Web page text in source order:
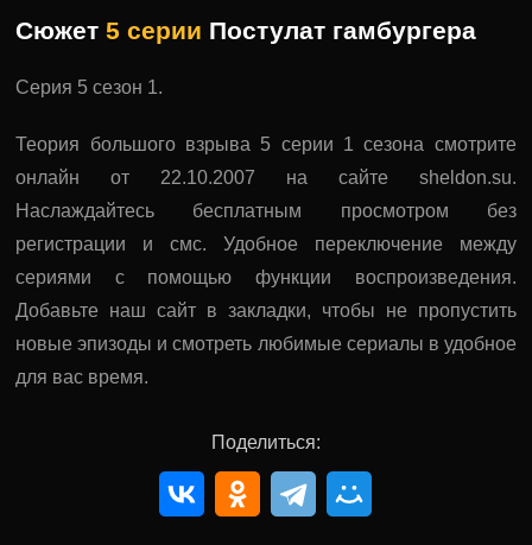
Сюжет5 серии Постулат гамбургера
Серия 5 сезон 1.
Теория большого взрыва 5 серии 1 сезона смотрите
онлайн от 22.10.2007 на сайте sheldon.su.
Наслаждайтесь бесплатным просмотром без
регистрации и смс. Удобное переключение между
сериями с помощью функции воспроизведения.
Добавьте наш сайт в закладки, чтобы не пропустить
новые эпизоды и смотреть любимые сериалы в удобное
для вас время.
Поделиться: